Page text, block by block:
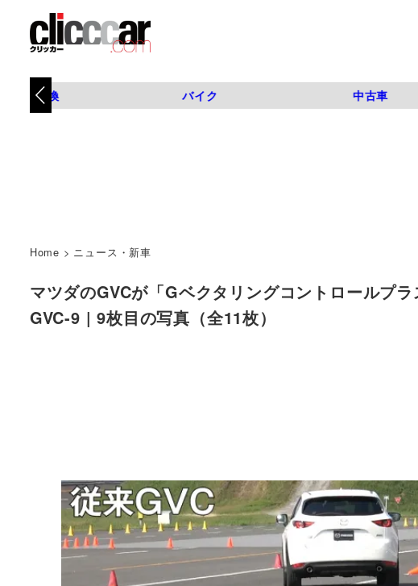
タイヤ交換 バイク 中古車
Home > ニュース・新車
マツダのGVCが「Gベクタリングコントロールプ
GVC-9 | 9枚目の写真（全11枚）